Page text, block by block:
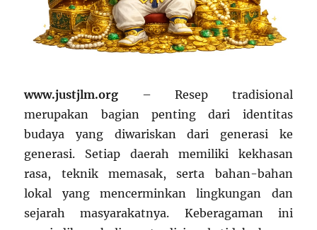
www.justjlm.org – Resep tradisional
merupakan bagian penting dari identitas
budaya yang diwariskan dari generasi ke
generasi. Setiap daerah memiliki kekhasan
rasa, teknik memasak, serta bahan-bahan
lokal yang mencerminkan lingkungan dan
sejarah masyarakatnya. Keberagaman ini